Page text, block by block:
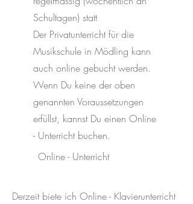
Schultagen) statt
Der Privatunterricht für die
Musikschule in Mödling kann
auch online gebucht werden.
Wenn Du keine der oben
genannten Voraussetzungen
erfüllst, kannst Du einen Online
- Unterricht buchen.
Online - Unterricht
Derzeit biete ich Online - Klavierunterricht